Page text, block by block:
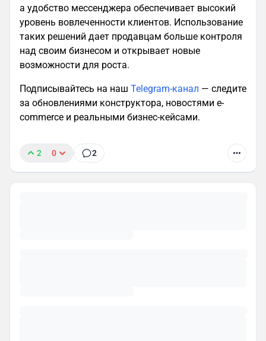
а удобство мессенджера обеспечивает высокий
уровень вовлеченности клиентов. Использование
таких решений дает продавцам больше контроля
над своим бизнесом и открывает новые
возможности для роста.
Подписывайтесь на наш Telegram-канал — следите
за обновлениями конструктора, новостями e-
commerce и реальными бизнес-кейсами.
2 0 2